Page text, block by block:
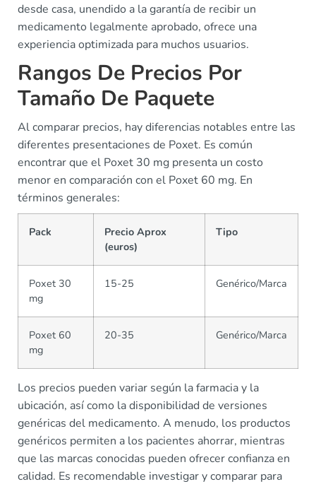
desde casa, unendido a la garantía de recibir un
medicamento legalmente aprobado, ofrece una
experiencia optimizada para muchos usuarios.
Rangos De Precios Por
Tamaño De Paquete
Al comparar precios, hay diferencias notables entre las
diferentes presentaciones de Poxet. Es común
encontrar que el Poxet 30 mg presenta un costo
menor en comparación con el Poxet 60 mg. En
términos generales:
Pack
Precio Aprox
(euros)
Tipo
Poxet 30
mg
15-25 Genérico/Marca
Poxet 60
mg
20-35 Genérico/Marca
Los precios pueden variar según la farmacia y la
ubicación, así como la disponibilidad de versiones
genéricas del medicamento. A menudo, los productos
genéricos permiten a los pacientes ahorrar, mientras
que las marcas conocidas pueden ofrecer confianza en
calidad. Es recomendable investigar y comparar para